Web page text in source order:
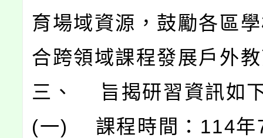
育場域資源，鼓勵各區
合跨領域課程發展戶外
三、 旨揭研習資訊如
(一) 課程時間：114年